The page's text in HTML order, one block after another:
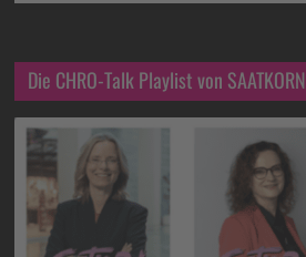
Die CHRO-Talk Playlist von SAATKORN